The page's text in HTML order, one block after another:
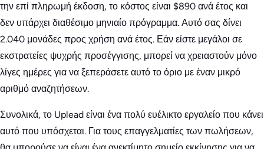
την επί πληρωμή έκδοση, το κόστος είναι $890 ανά έτος και
δεν υπάρχει διαθέσιμο μηνιαίο πρόγραμμα. Αυτό σας δίνει
2.040 μονάδες προς χρήση ανά έτος. Εάν είστε μεγάλοι σε
εκστρατείες ψυχρής προσέγγισης, μπορεί να χρειαστούν μόνο
λίγες ημέρες για να ξεπεράσετε αυτό το όριο με έναν μικρό
αριθμό αναζητήσεων.
Συνολικά, το Uplead είναι ένα πολύ ευέλικτο εργαλείο που κάνει
αυτό που υπόσχεται. Για τους επαγγελματίες των πωλήσεων,